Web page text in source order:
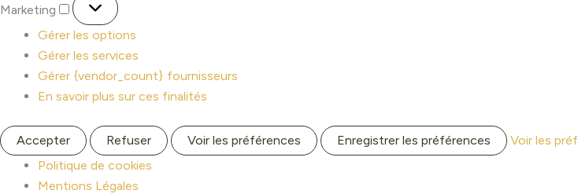
Marketing
Gérer les options
Gérer les services
Gérer {vendor_count} fournisseurs
En savoir plus sur ces finalités
Accepter Refuser Voir les préférences Enregistrer les préférences
Voir les
Politique de cookies
Mentions Légales